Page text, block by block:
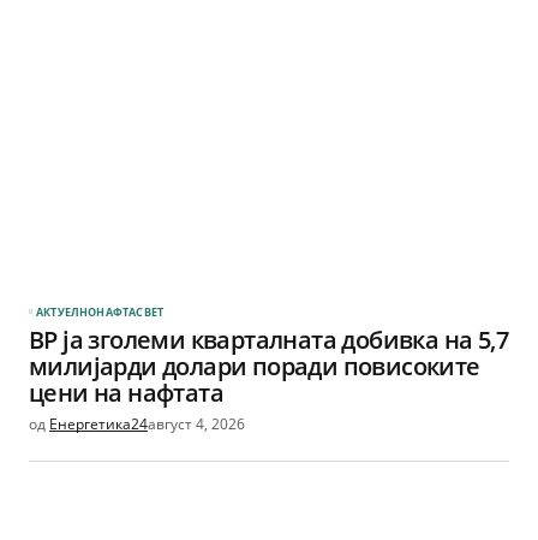
АКТУЕЛНОНАФТАСВЕТ
BP ја зголеми кварталната добивка на 5,7
милијарди долари поради повисоките
цени на нафтата
од Енергетика24август 4, 2026